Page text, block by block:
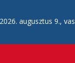
2026. augusztus 9.,